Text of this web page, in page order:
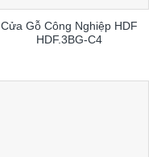
Cửa Gỗ Công Nghiệp HDF
HDF.3BG-C4